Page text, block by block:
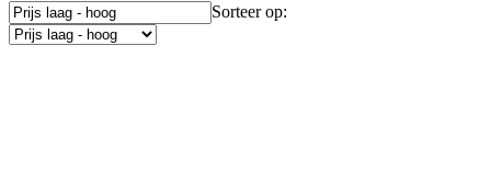
Sorteer op: